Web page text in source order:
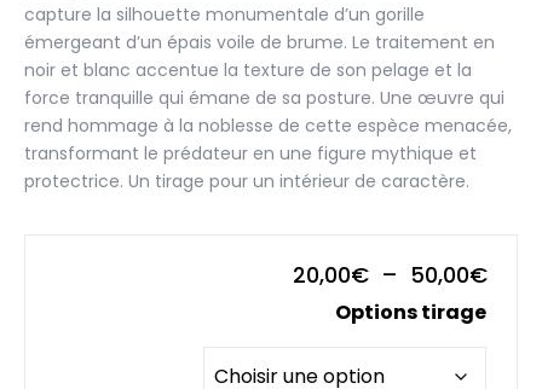
capture la silhouette monumentale d’un gorille
émergeant d’un épais voile de brume. Le traitement en
noir et blanc accentue la texture de son pelage et la
force tranquille qui émane de sa posture. Une œuvre qui
rend hommage à la noblesse de cette espèce menacée,
transformant le prédateur en une figure mythique et
protectrice. Un tirage pour un intérieur de caractère.
20,00€ – 50,00€
Options tirage